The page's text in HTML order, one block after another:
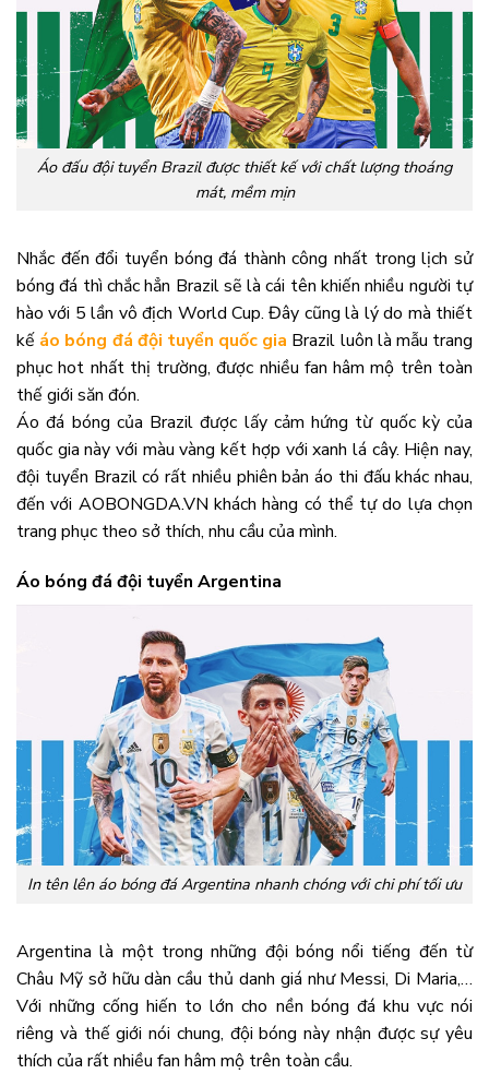
Áo đấu đội tuyển Brazil được thiết kế với chất lượng thoáng
mát, mềm mịn
Nhắc đến đổi tuyển bóng đá thành công nhất trong lịch sử
bóng đá thì chắc hẳn Brazil sẽ là cái tên khiến nhiều người tự
hào với 5 lần vô địch World Cup. Đây cũng là lý do mà thiết
kế áo bóng đá đội tuyển quốc gia Brazil luôn là mẫu trang
phục hot nhất thị trường, được nhiều fan hâm mộ trên toàn
thế giới săn đón.
Áo đá bóng của Brazil được lấy cảm hứng từ quốc kỳ của
quốc gia này với màu vàng kết hợp với xanh lá cây. Hiện nay,
đội tuyển Brazil có rất nhiều phiên bản áo thi đấu khác nhau,
đến với AOBONGDA.VN khách hàng có thể tự do lựa chọn
trang phục theo sở thích, nhu cầu của mình.
Áo bóng đá đội tuyển Argentina
In tên lên áo bóng đá Argentina nhanh chóng với chi phí tối ưu
Argentina là một trong những đội bóng nổi tiếng đến từ
Châu Mỹ sở hữu dàn cầu thủ danh giá như Messi, Di Maria,…
Với những cống hiến to lớn cho nền bóng đá khu vực nói
riêng và thế giới nói chung, đội bóng này nhận được sự yêu
thích của rất nhiều fan hâm mộ trên toàn cầu.